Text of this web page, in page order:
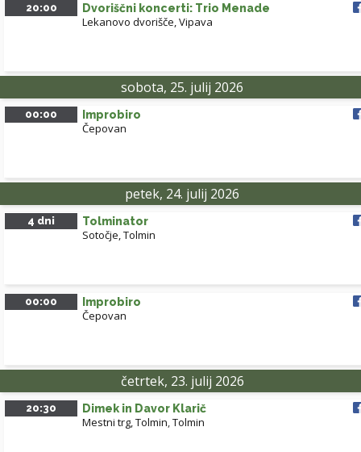
20:00 Dvoriščni koncerti: Trio Menade
Lekanovo dvorišče, Vipava
sobota, 25. julij 2026
00:00 Improbiro
Čepovan
petek, 24. julij 2026
4 dni Tolminator
Sotočje, Tolmin
00:00 Improbiro
Čepovan
četrtek, 23. julij 2026
20:30 Dimek in Davor Klarič
Mestni trg, Tolmin,Tolmin